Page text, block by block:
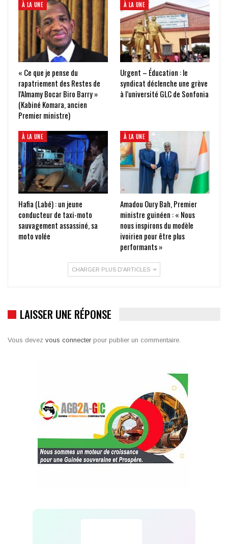
À LA UNE
« Ce que je pense du
rapatriement des Restes de
l’Almamy Bocar Biro Barry »
(Kabiné Komara, ancien
Premier ministre)
À LA UNE
Urgent – Éducation : le
syndicat déclenche une grève
à l’université GLC de Sonfonia
À LA UNE
Hafia (Labé) : un jeune
conducteur de taxi-moto
sauvagement assassiné, sa
moto volée
À LA UNE
Amadou Oury Bah, Premier
ministre guinéen : « Nous
nous inspirons du modèle
ivoirien pour être plus
performants »
CHARGER PLUS D'ARTICLES
LAISSER UNE RÉPONSE
Vous devez vous connecter pour publier un commentaire.